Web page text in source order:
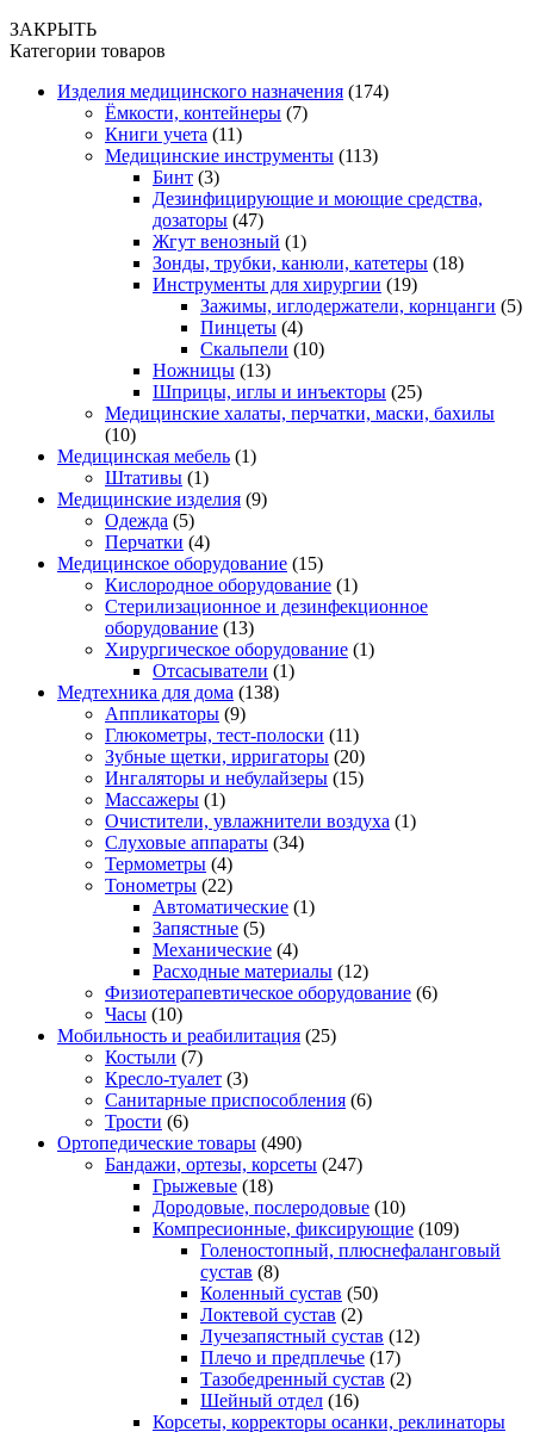
ЗАКРЫТЬ
Категории товаров
Изделия медицинского назначения (174)
Ёмкости, контейнеры (7)
Книги учета (11)
Медицинские инструменты (113)
Бинт (3)
Дезинфицирующие и моющие средства,
дозаторы (47)
Жгут венозный (1)
Зонды, трубки, канюли, катетеры (18)
Инструменты для хирургии (19)
Зажимы, иглодержатели, корнцанги (5)
Пинцеты (4)
Скальпели (10)
Ножницы (13)
Шприцы, иглы и инъекторы (25)
Медицинские халаты, перчатки, маски, бахилы
(10)
Медицинская мебель (1)
Штативы (1)
Медицинские изделия (9)
Одежда (5)
Перчатки (4)
Медицинское оборудование (15)
Кислородное оборудование (1)
Стерилизационное и дезинфекционное
оборудование (13)
Хирургическое оборудование (1)
Отсасыватели (1)
Медтехника для дома (138)
Аппликаторы (9)
Глюкометры, тест-полоски (11)
Зубные щетки, ирригаторы (20)
Ингаляторы и небулайзеры (15)
Массажеры (1)
Очистители, увлажнители воздуха (1)
Слуховые аппараты (34)
Термометры (4)
Тонометры (22)
Автоматические (1)
Запястные (5)
Механические (4)
Расходные материалы (12)
Физиотерапевтическое оборудование (6)
Часы (10)
Мобильность и реабилитация (25)
Костыли (7)
Кресло-туалет (3)
Санитарные приспособления (6)
Трости (6)
Ортопедические товары (490)
Бандажи, ортезы, корсеты (247)
Грыжевые (18)
Дородовые, послеродовые (10)
Компресионные, фиксирующие (109)
Голеностопный, плюснефаланговый
сустав (8)
Коленный сустав (50)
Локтевой сустав (2)
Лучезапястный сустав (12)
Плечо и предплечье (17)
Тазобедренный сустав (2)
Шейный отдел (16)
Корсеты, корректоры осанки, реклинаторы